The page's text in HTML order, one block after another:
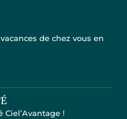
de chez vous en
!